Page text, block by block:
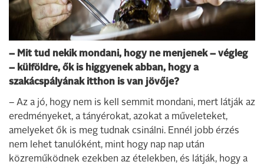
– Mit tud nekik mondani, hogy ne menjenek – végleg
– külföldre, ők is higgyenek abban, hogy a
szakácspályának itthon is van jövője?
– Az a jó, hogy nem is kell semmit mondani, mert látják az
eredményeket, a tányérokat, azokat a műveleteket,
amelyeket ők is meg tudnak csinálni. Ennél jobb érzés
nem lehet tanulóként, mint hogy nap nap után
közreműködnek ezekben az ételekben, és látják, hogy a